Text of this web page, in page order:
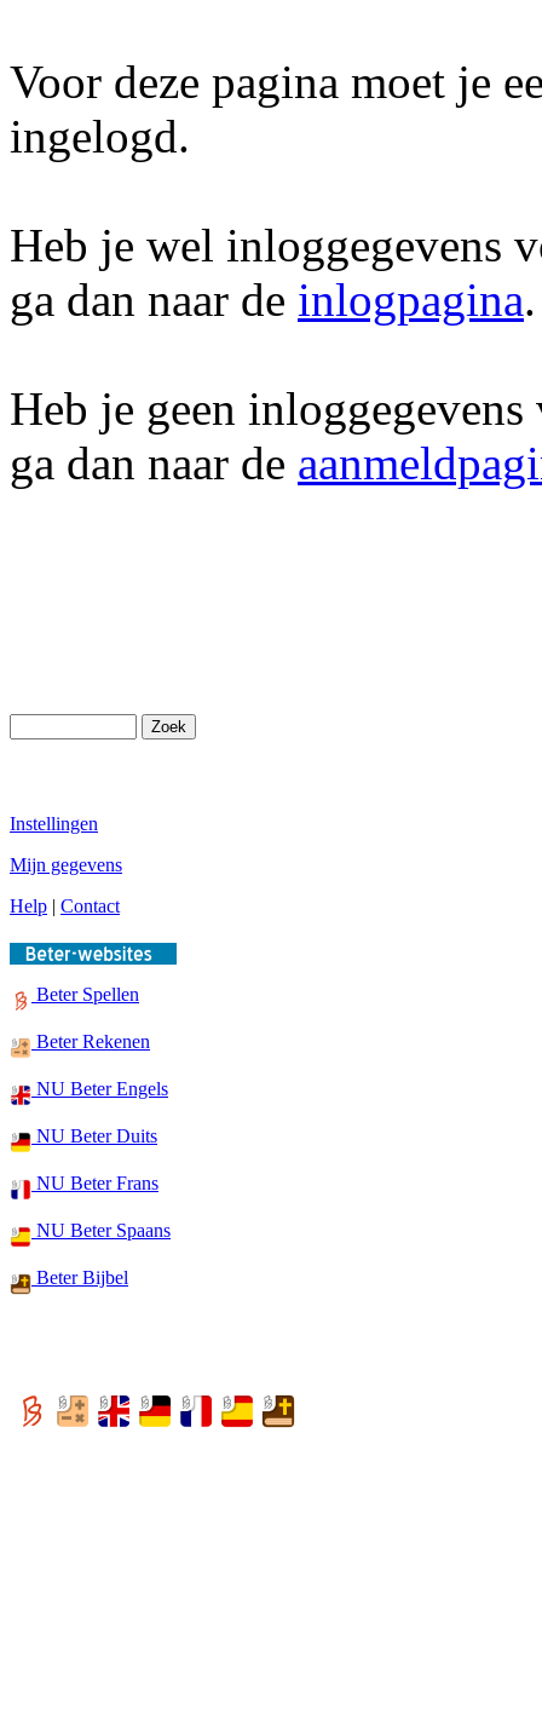
Voor deze pagina moet je
ingelogd.
Heb je wel inloggegevens
ga dan naar de inlogpagina.
Heb je geen
ga dan naar de
Instellingen
Mijn gegevens
Help | Contact
Beter Spellen
Beter Rekenen
NU Beter Engels
NU Beter Duits
NU Beter Frans
NU Beter Spaans
Beter Bijbel